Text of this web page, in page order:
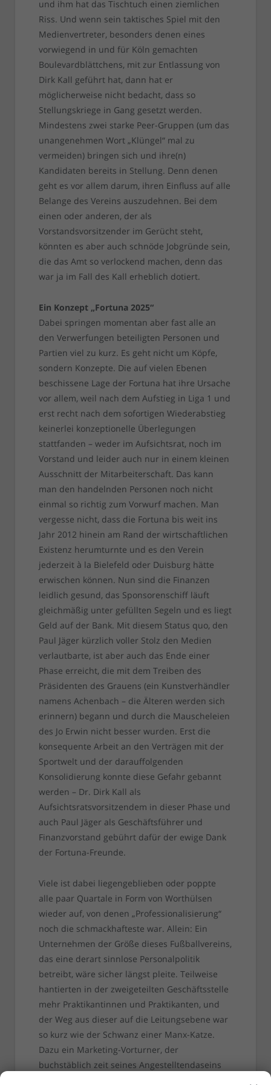
und ihm hat das Tischtuch einen ziemlichen
Riss. Und wenn sein taktisches Spiel mit den
Medienvertreter, besonders denen eines
vorwiegend in und für Köln gemachten
Boulevardblättchens, mit zur Entlassung von
Dirk Kall geführt hat, dann hat er
möglicherweise nicht bedacht, dass so
Stellungskriege in Gang gesetzt werden.
Mindestens zwei starke Peer-Gruppen (um das
unangenehmen Wort „Klüngel“ mal zu
vermeiden) bringen sich und ihre(n)
Kandidaten bereits in Stellung. Denn denen
geht es vor allem darum, ihren Einfluss auf alle
Belange des Vereins auszudehnen. Bei dem
einen oder anderen, der als
Vorstandsvorsitzender im Gerücht steht,
könnten es aber auch schnöde Jobgründe sein,
die das Amt so verlockend machen, denn das
war ja im Fall des Kall erheblich dotiert.
Ein Konzept „Fortuna 2025“
Dabei springen momentan aber fast alle an
den Verwerfungen beteiligten Personen und
Partien viel zu kurz. Es geht nicht um Köpfe,
sondern Konzepte. Die auf vielen Ebenen
beschissene Lage der Fortuna hat ihre Ursache
vor allem, weil nach dem Aufstieg in Liga 1 und
erst recht nach dem sofortigen Wiederabstieg
keinerlei konzeptionelle Überlegungen
stattfanden – weder im Aufsichtsrat, noch im
Vorstand und leider auch nur in einem kleinen
Ausschnitt der Mitarbeiterschaft. Das kann
man den handelnden Personen noch nicht
einmal so richtig zum Vorwurf machen. Man
vergesse nicht, dass die Fortuna bis weit ins
Jahr 2012 hinein am Rand der wirtschaftlichen
Existenz herumturnte und es den Verein
jederzeit à la Bielefeld oder Duisburg hätte
erwischen können. Nun sind die Finanzen
leidlich gesund, das Sponsorenschiff läuft
gleichmäßig unter gefüllten Segeln und es liegt
Geld auf der Bank. Mit diesem Status quo, den
Paul Jäger kürzlich voller Stolz den Medien
verlautbarte, ist aber auch das Ende einer
Phase erreicht, die mit dem Treiben des
Präsidenten des Grauens (ein Kunstverhändler
namens Achenbach – die Älteren werden sich
erinnern) begann und durch die Mauscheleien
des Jo Erwin nicht besser wurden. Erst die
konsequente Arbeit an den Verträgen mit der
Sportwelt und der darauffolgenden
Konsolidierung konnte diese Gefahr gebannt
werden – Dr. Dirk Kall als
Aufsichtsratsvorsitzendem in dieser Phase und
auch Paul Jäger als Geschäftsführer und
Finanzvorstand gebührt dafür der ewige Dank
der Fortuna-Freunde.
Viele ist dabei liegengeblieben oder poppte
alle paar Quartale in Form von Worthülsen
wieder auf, von denen „Professionalisierung“
noch die schmackhafteste war. Allein: Ein
Unternehmen der Größe dieses Fußballvereins,
das eine derart sinnlose Personalpolitik
betreibt, wäre sicher längst pleite. Teilweise
hantierten in der zweigeteilten Geschäftsstelle
mehr Praktikantinnen und Praktikanten, und
der Weg aus dieser auf die Leitungsebene war
so kurz wie der Schwanz einer Manx-Katze.
Dazu ein Marketing-Vorturner, der
buchstäblich zeit seines Angestelltendaseins